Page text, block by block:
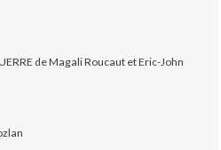
de Magali Roucaut et Eric-John